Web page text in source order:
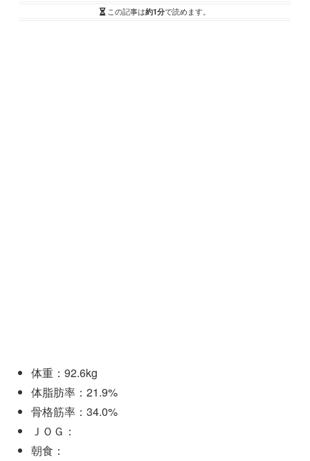
この記事は約1分で読めます。
体重：92.6kg
体脂肪率：21.9%
骨格筋率：34.0%
ＪＯＧ：
朝食：